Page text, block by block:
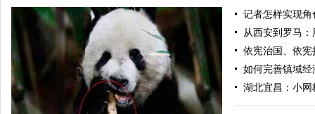
记者怎样实现角
从西安到罗马
依宪治国、依
如何完善镇域
湖北宜昌：小